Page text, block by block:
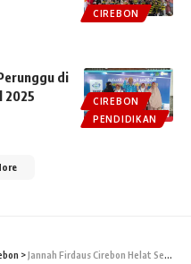
CIREBON
CIREBON
PENDIDIKAN
di
2025
>Jannah Firdaus Cirebon Helat Seminar Pemanfaatan Tools Promosi untuk Hasilkan Transaksi Bertubi-tubi